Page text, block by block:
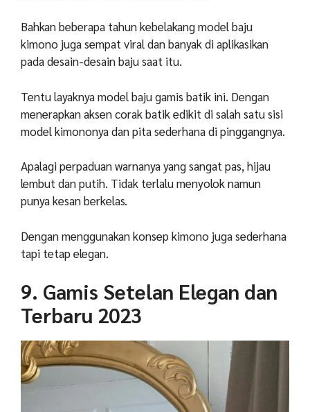
Bahkan beberapa tahun kebelakang model baju
kimono juga sempat viral dan banyak di aplikasikan
pada desain-desain baju saat itu.
Tentu layaknya model baju gamis batik ini. Dengan
menerapkan aksen corak batik edikit di salah satu sisi
model kimononya dan pita sederhana di pinggangnya.
Apalagi perpaduan warnanya yang sangat pas, hijau
lembut dan putih. Tidak terlalu menyolok namun
punya kesan berkelas.
Dengan menggunakan konsep kimono juga sederhana
tapi tetap elegan.
9. Gamis Setelan Elegan dan
Terbaru 2023